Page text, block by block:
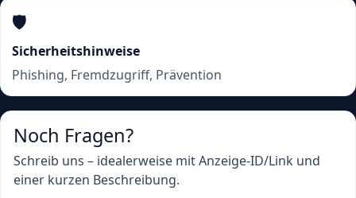
🛡️
Sicherheitshinweise
Phishing, Fremdzugriff, Prävention
Noch Fragen?
Schreib uns – idealerweise mit Anzeige-ID/Link und
einer kurzen Beschreibung.